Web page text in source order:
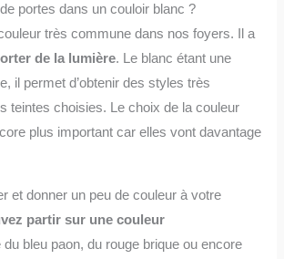
portes dans un couloir blanc ?
très commune dans nos foyers. Il a
de la lumière. Le blanc étant une
il permet d’obtenir des styles très
teintes choisies. Le choix de la couleur
plus important car elles vont davantage
et donner un peu de couleur à votre
partir sur une couleur
bleu paon, du rouge brique ou encore